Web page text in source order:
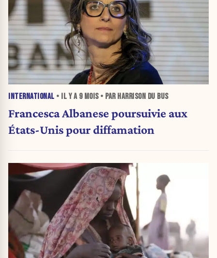
INTERNATIONAL • IL Y A 9 MOIS• PAR HARRISON DU BUS
Francesca Albanese poursuivie aux
États-Unis pour diffamation